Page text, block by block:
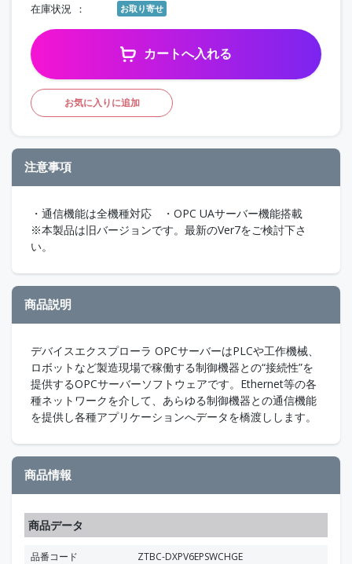
在庫状況 お取り寄せ
カートへ入れる
お気に入りに追加
注意事項
・通信機能は全機種対応 ・OPC UAサーバー機能搭載
※本製品は旧バージョンです。最新のVer7をご検討下さ
い。
商品説明
デバイスエクスプローラ OPCサーバーはPLCや工作機械、
ロボットなど製造現場で稼働する制御機器との“接続性”を
提供するOPCサーバーソフトウェアです。Ethernet等の各
種ネットワークを介して、あらゆる制御機器との通信機能
を提供し各種アプリケーションへデータを橋渡しします。
商品情報
商品データ
品番コード
ZTBC-DXPV6EPSWCHGE